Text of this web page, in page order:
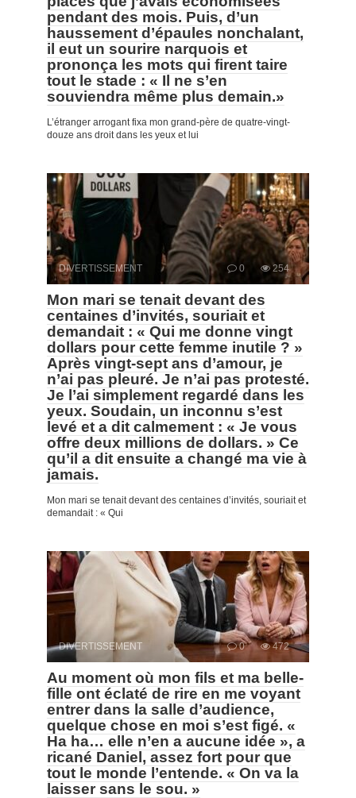
pendant des mois. Puis, d’un
haussement d’épaules nonchalant,
il eut un sourire narquois et
prononça les mots qui firent taire
tout le stade : « Il ne s’en
souviendra même plus demain.»
L’étranger arrogant fixa mon grand-père de quatre-vingt-
douze ans droit dans les yeux et lui
DIVERTISSEMENT 0 254
Mon mari se tenait devant des
centaines d’invités, souriait et
demandait : « Qui me donne vingt
dollars pour cette femme inutile ? »
Après vingt-sept ans d’amour, je
n’ai pas pleuré. Je n’ai pas protesté.
Je l’ai simplement regardé dans les
yeux. Soudain, un inconnu s’est
levé et a dit calmement : « Je vous
offre deux millions de dollars. » Ce
qu’il a dit ensuite a changé ma vie à
jamais.
Mon mari se tenait devant des centaines d’invités, souriait et
demandait : « Qui
DIVERTISSEMENT 0 472
Au moment où mon fils et ma belle-
fille ont éclaté de rire en me voyant
entrer dans la salle d’audience,
quelque chose en moi s’est figé. «
Ha ha… elle n’en a aucune idée », a
ricané Daniel, assez fort pour que
tout le monde l’entende. « On va la
laisser sans le sou. »